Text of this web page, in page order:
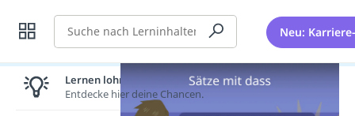
Suche Neu:
Lernen lohnt sich!
Entdecke hier deine Chancen.